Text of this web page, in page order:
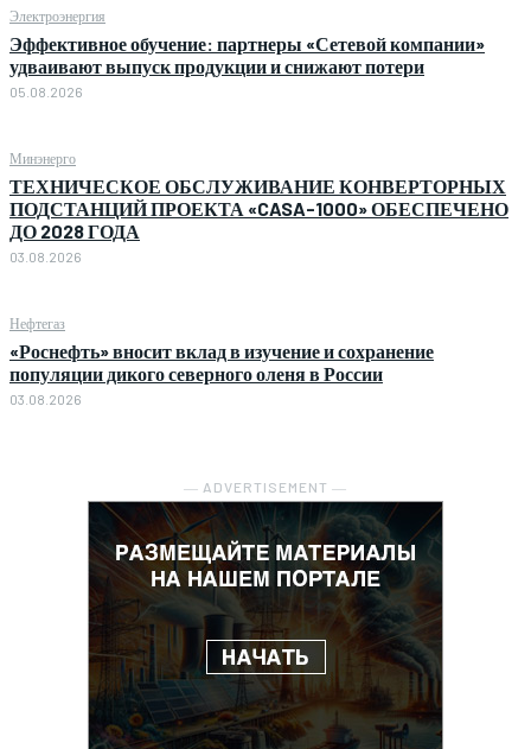
Электроэнергия
Эффективное обучение: партнеры «Сетевой компании»
удваивают выпуск продукции и снижают потери
05.08.2026
Минэнерго
ТЕХНИЧЕСКОЕ ОБСЛУЖИВАНИЕ КОНВЕРТОРНЫХ
ПОДСТАНЦИЙ ПРОЕКТА «CASA-1000» ОБЕСПЕЧЕНО
ДО 2028 ГОДА
03.08.2026
Нефтегаз
«Роснефть» вносит вклад в изучение и сохранение
популяции дикого северного оленя в России
03.08.2026
― ADVERTISEMENT ―